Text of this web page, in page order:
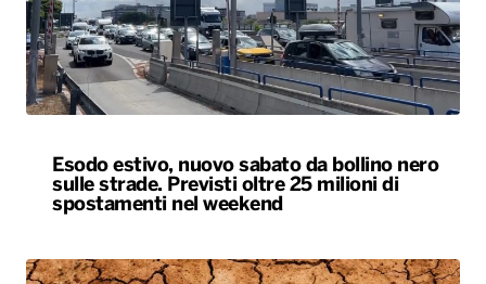
Esodo estivo, nuovo sabato da bollino nero
sulle strade. Previsti oltre 25 milioni di
spostamenti nel weekend